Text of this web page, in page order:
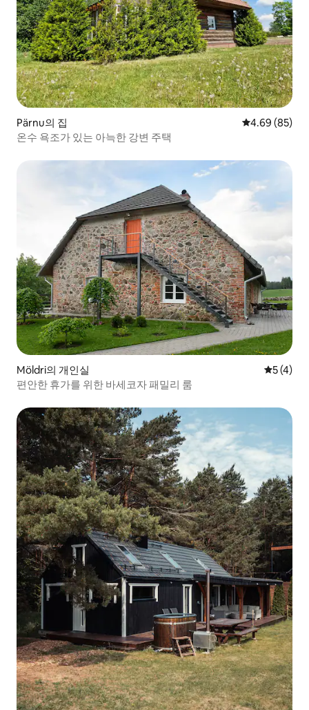
Pärnu의 집 평점 4.69점(5
4.69 (85)
온수 욕조가 있는 아늑한 강변 주택
Möldri의 개인실 평점 5점
5 (4)
편안한 휴가를 위한 바세코자 패밀리 룸